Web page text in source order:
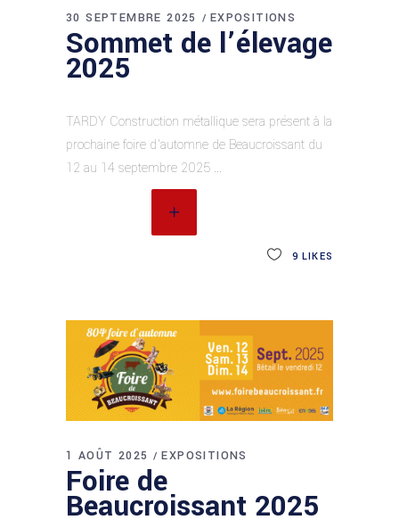
30 SEPTEMBRE 2025 EXPOSITIONS
Sommet de l’élevage
2025
TARDY Construction métallique sera présent à la
prochaine foire d'automne de Beaucroissant du
12 au 14 septembre 2025
9 LIKES
1 AOÛT 2025 EXPOSITIONS
Foire de
Beaucroissant 2025